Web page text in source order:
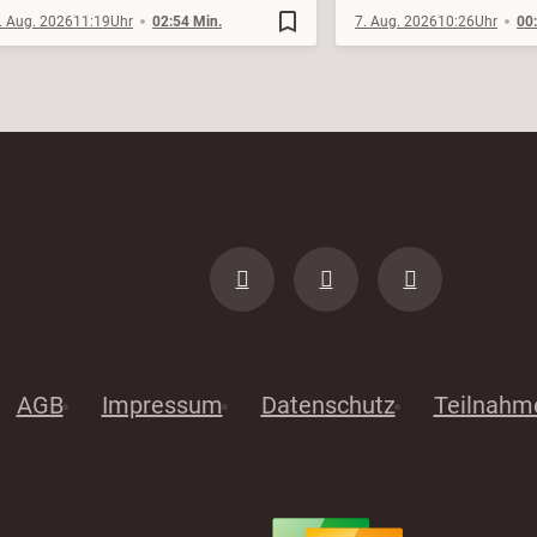
Aug. 202611:19 02:54 Min. bookmark_border 7. Aug. 202610:26
AGB Impressum Datenschutz